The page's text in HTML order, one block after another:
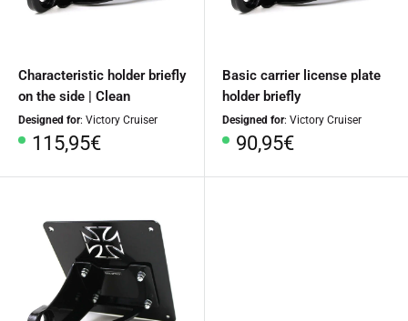
Characteristic holder briefly
on the side | Clean
Designed for: Victory Cruiser
Special
115,95€
Basic carrier license plate
holder briefly
Designed for: Victory Cruiser
Special
90,95€